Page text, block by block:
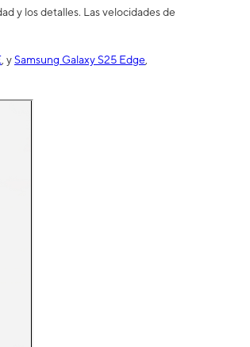
y los detalles. Las velocidades de
, ySamsung Galaxy S25 Edge